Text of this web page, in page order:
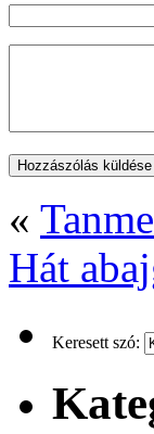
«
Hát
Keresett szó: